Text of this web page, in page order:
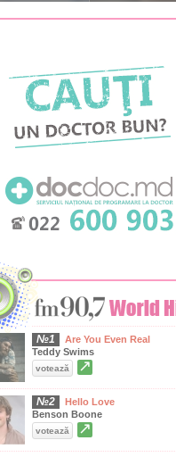
№1
Are You Even Real
Teddy Swims
votează ↗
№2
Hello Love
Benson Boone
votează ↗